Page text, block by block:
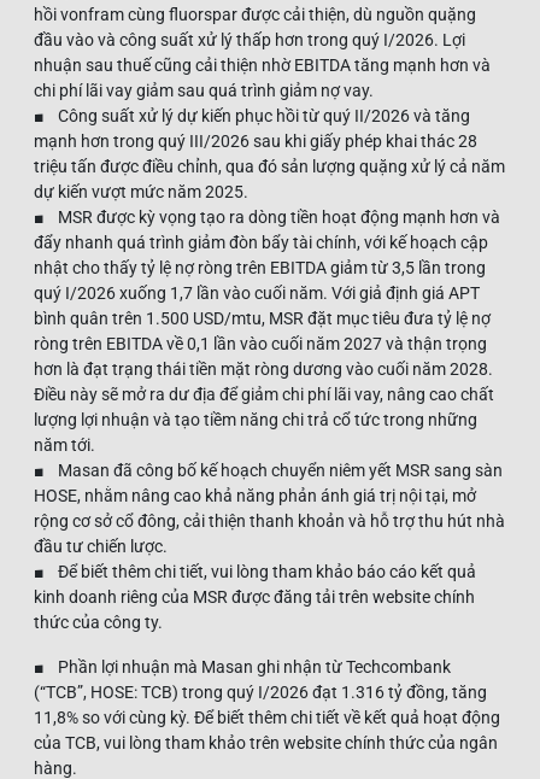
hồi vonfram cùng fluorspar được cải thiện, dù nguồn quặng
đầu vào và công suất xử lý thấp hơn trong quý I/2026. Lợi
nhuận sau thuế cũng cải thiện nhờ EBITDA tăng mạnh hơn và
chi phí lãi vay giảm sau quá trình giảm nợ vay.
■ Công suất xử lý dự kiến phục hồi từ quý II/2026 và tăng
mạnh hơn trong quý III/2026 sau khi giấy phép khai thác 28
triệu tấn được điều chỉnh, qua đó sản lượng quặng xử lý cả năm
dự kiến vượt mức năm 2025.
■ MSR được kỳ vọng tạo ra dòng tiền hoạt động mạnh hơn và
đẩy nhanh quá trình giảm đòn bẩy tài chính, với kế hoạch cập
nhật cho thấy tỷ lệ nợ ròng trên EBITDA giảm từ 3,5 lần trong
quý I/2026 xuống 1,7 lần vào cuối năm. Với giả định giá APT
bình quân trên 1.500 USD/mtu, MSR đặt mục tiêu đưa tỷ lệ nợ
ròng trên EBITDA về 0,1 lần vào cuối năm 2027 và thận trọng
hơn là đạt trạng thái tiền mặt ròng dương vào cuối năm 2028.
Điều này sẽ mở ra dư địa để giảm chi phí lãi vay, nâng cao chất
lượng lợi nhuận và tạo tiềm năng chi trả cổ tức trong những
năm tới.
■ Masan đã công bố kế hoạch chuyển niêm yết MSR sang sàn
HOSE, nhằm nâng cao khả năng phản ánh giá trị nội tại, mở
rộng cơ sở cổ đông, cải thiện thanh khoản và hỗ trợ thu hút nhà
đầu tư chiến lược.
■ Để biết thêm chi tiết, vui lòng tham khảo báo cáo kết quả
kinh doanh riêng của MSR được đăng tải trên website chính
thức của công ty.
■ Phần lợi nhuận mà Masan ghi nhận từ Techcombank
(“TCB”, HOSE: TCB) trong quý I/2026 đạt 1.316 tỷ đồng, tăng
11,8% so với cùng kỳ. Để biết thêm chi tiết về kết quả hoạt động
của TCB, vui lòng tham khảo trên website chính thức của ngân
hàng.